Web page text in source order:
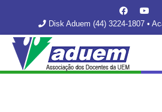
Disk Aduem (44) 3224-1807 •